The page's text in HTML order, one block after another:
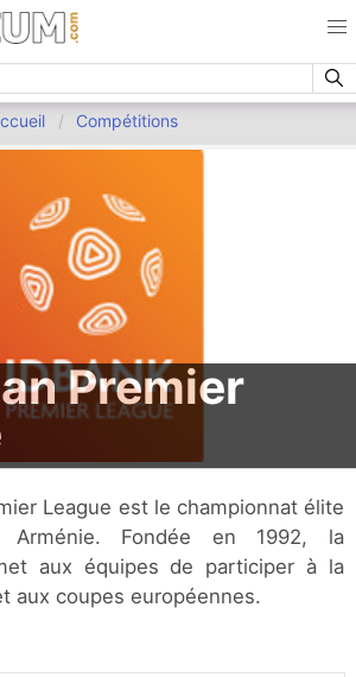
Compétitions
Premier
Fondée en 1992, la
aux équipes de participer à la
aux coupes européennes.